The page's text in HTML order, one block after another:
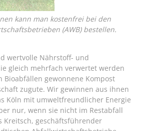
kann man kostenfrei bei den
(AWB) bestellen.
wertvolle Nährstoff- und
gleich mehrfach verwertet werden
Bioabfällen gewonnene Kompost
zugute. Wir gewinnen aus ihnen
Köln mit umweltfreundlicher Energie
nur, wenn sie nicht im Restabfall
Kreitsch, geschäftsführender